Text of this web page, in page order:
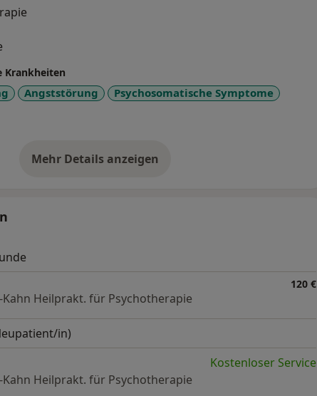
Krankheiten
Angststörung
Psychosomatische Symptome
Mehr Details anzeigen
über Erfahrungen
120 €
Kahn Heilprakt. für Psychotherapie
in)
Kostenloser Service
Kahn Heilprakt. für Psychotherapie